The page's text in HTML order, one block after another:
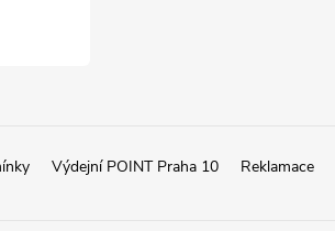
Výdejní POINT Praha 10 Reklamace